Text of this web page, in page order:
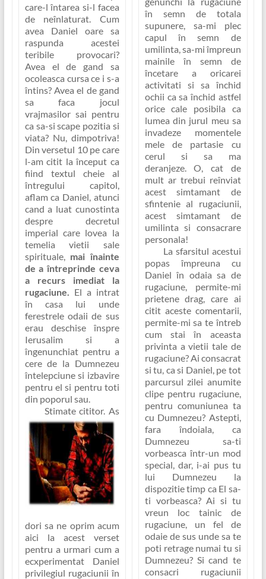
care-l întarea si-l facea
de neînlaturat. Cum
avea Daniel oare sa
raspunda acestei
teribile provocari?
Avea el de gand sa
ocoleasca cursa ce i s-a
întins? Avea el de gand
sa faca jocul
vrajmasilor sai pentru
ca sa-si scape pozitia si
viata? Nu, dimpotriva!
Din versetul 10 pe care
l-am citit la început ca
fiind textul cheie al
întregului capitol,
aflam ca Daniel, atunci
cand a luat cunostinta
despre decretul
imperial care lovea la
temelia vietii sale
spirituale, mai înainte
de a întreprinde ceva
a recurs imediat la
rugaciune. El a intrat
în casa lui unde
ferestrele odaii de sus
erau deschise înspre
Ierusalim si a
îngenunchiat pentru a
cere de la Dumnezeu
întelepciune si izbavire
pentru el si pentru toti
din poporul sau.
Stimate cititor. As
dori sa ne oprim acum
aici la acest verset
pentru a urmari cum a
ecxperimentat Daniel
privilegiul rugaciunii în
în semn de totala
supunere, sa-mi plec
capul în semn de
umilinta, sa-mi împreun
mainile în semn de
încetare a oricarei
activitati si sa închid
ochii ca sa închid astfel
orice cale posibila ca
lumea din jurul meu sa
invadeze momentele
mele de partasie cu
cerul si sa ma
deranjeze. O, cat de
mult ar trebui reînviat
acest simtamant de
sfintenie al rugaciunii,
acest simtamant de
umilinta si consacrare
personala!
La sfarsitul acestui
popas împreuna cu
Daniel în odaia sa de
rugaciune, permite-mi
prietene drag, care ai
citit aceste comentarii,
permite-mi sa te întreb
cum stai în aceasta
privinta a vietii tale de
rugaciune? Ai consacrat
si tu, ca si Daniel, pe tot
parcursul zilei anumite
clipe pentru rugaciune,
pentru comuniunea ta
cu Dumnezeu? Astepti,
fara îndoiala, ca
Dumnezeu sa-ti
vorbeasca într-un mod
special, dar, i-ai pus tu
lui Dumnezeu la
dispozitie timp ca El sa-
ti vorbeasca? Ai si tu
vreun loc tainic de
rugaciune, un fel de
odaie de sus unde sa te
poti retrage numai tu si
Dumnezeu? Si cand te
consacri rugaciunii